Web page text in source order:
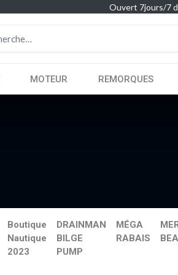
Ouvert 7jours/7
MOTEUR REMORQUES
Boutique
Nautique
2023
DRAINMAN
BILGE
PUMP
MÉGA
RABAIS